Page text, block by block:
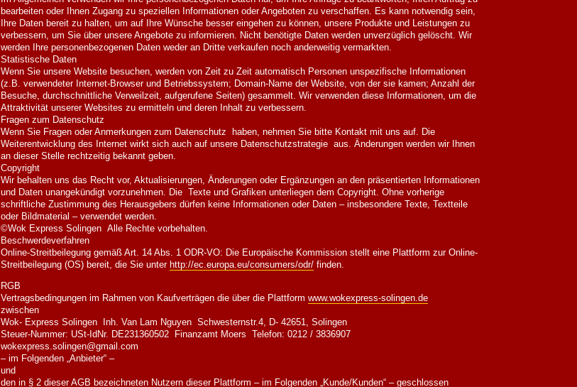
bearbeiten oder Ihnen Zugang zu speziellen Informationen oder Angeboten zu verschaffen. Es kann notwendig sein,
Ihre Daten bereit zu halten, um auf Ihre Wünsche besser eingehen zu können, unsere Produkte und Leistungen zu
verbessern, um Sie über unsere Angebote zu informieren. Nicht benötigte Daten werden unverzüglich gelöscht. Wir
werden Ihre personenbezogenen Daten weder an Dritte verkaufen noch anderweitig vermarkten.
Statistische Daten
Wenn Sie unsere Website besuchen, werden von Zeit zu Zeit automatisch Personen unspezifische Informationen
(z.B. verwendeter Internet-Browser und Betriebssystem; Domain-Name der Website, von der sie kamen; Anzahl der
Besuche, durchschnittliche Verweilzeit, aufgerufene Seiten) gesammelt. Wir verwenden diese Informationen, um die
Attraktivität unserer Websites zu ermitteln und deren Inhalt zu verbessern.
Fragen zum Datenschutz
Wenn Sie Fragen oder Anmerkungen zum Datenschutz haben, nehmen Sie bitte Kontakt mit uns auf. Die
Weiterentwicklung des Internet wirkt sich auch auf unsere Datenschutzstrategie aus. Änderungen werden wir Ihnen
an dieser Stelle rechtzeitig bekannt geben.
Copyright
Wir behalten uns das Recht vor, Aktualisierungen, Änderungen oder Ergänzungen an den präsentierten Informationen
und Daten unangekündigt vorzunehmen. Die Texte und Grafiken unterliegen dem Copyright. Ohne vorherige
schriftliche Zustimmung des Herausgebers dürfen keine Informationen oder Daten – insbesondere Texte, Textteile
oder Bildmaterial – verwendet werden.
©Wok Express Solingen Alle Rechte vorbehalten.
Beschwerdeverfahren
Online-Streitbeilegung gemäß Art. 14 Abs. 1 ODR-VO: Die Europäische Kommission stellt eine Plattform zur Online-
Streitbeilegung (OS) bereit, die Sie unter http://ec.europa.eu/consumers/odr/ finden.
RGB
Vertragsbedingungen im Rahmen von Kaufverträgen die über die Plattformwww.wokexpress-solingen.de
zwischen
Wok- Express Solingen Inh. Van Lam Nguyen Schwesternstr.4, D- 42651, Solingen
Steuer-Nummer: USt-IdNr. DE231360502 Finanzamt Moers Telefon: 0212 / 3836907
wokexpress.solingen@gmail.com
– im Folgenden „Anbieter“ –
und
den in § 2 dieser AGB bezeichneten Nutzern dieser Plattform – im Folgenden „Kunde/Kunden“ – geschlossen